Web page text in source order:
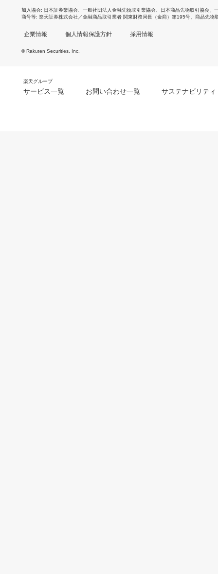
加入協会 日本証券業協会 一般社団法人金融先物取引業協会 日本商品先物取引協会
商号等 楽天証券株式会社／金融商品取引業者 関東財務局長（金商）第195号、商品先物
企業情報 個人情報保護方針 採用情報
© Rakuten Securities, Inc.
楽天グループ
サービス一覧 お問い合わせ一覧 サステナビリティ